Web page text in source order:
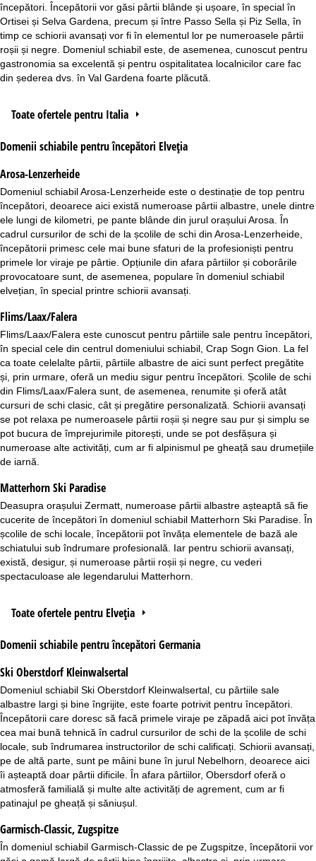
începători. Începătorii vor găsi pârtii blânde și ușoare, în special în
Ortisei și Selva Gardena, precum și între Passo Sella și Piz Sella, în
timp ce schiorii avansați vor fi în elementul lor pe numeroasele pârtii
roșii și negre. Domeniul schiabil este, de asemenea, cunoscut pentru
gastronomia sa excelentă și pentru ospitalitatea localnicilor care fac
din șederea dvs. în Val Gardena foarte plăcută.
Toate ofertele pentru Italia
Domenii schiabile pentru începători Elveția
Arosa-Lenzerheide
Domeniul schiabilArosa-Lenzerheide este o destinație de top pentru
începători, deoarece aici există numeroase pârtii albastre, unele dintre
ele lungi de kilometri, pe pante blânde din jurul orașului Arosa. În
cadrul cursurilor de schi de la școlile de schi din Arosa-Lenzerheide,
începătorii primesc cele mai bune sfaturi de la profesioniști pentru
primele lor viraje pe pârtie. Opțiunile din afara pârtiilor și coborârile
provocatoare sunt, de asemenea, populare în domeniul schiabil
elvețian, în special printre schiorii avansați.
Flims/Laax/Falera
Flims/Laax/Falera este cunoscut pentru pârtiile sale pentru începători,
în special cele din centrul domeniului schiabil, Crap Sogn Gion. La fel
ca toate celelalte pârtii, pârtiile albastre de aici sunt perfect pregătite
și, prin urmare, oferă un mediu sigur pentru începători. Școlile de schi
din Flims/Laax/Falera sunt, de asemenea, renumite și oferă atât
cursuri de schi clasic, cât și pregătire personalizată. Schiorii avansați
se pot relaxa pe numeroasele pârtii roșii și negre sau pur și simplu se
pot bucura de împrejurimile pitorești, unde se pot desfășura și
numeroase alte activități, cum ar fi alpinismul pe gheață sau drumețiile
de iarnă.
Matterhorn Ski Paradise
Deasupra orașului Zermatt, numeroase pârtii albastre așteaptă să fie
cucerite de începători în domeniul schiabil Matterhorn Ski Paradise. În
școlile de schi locale, începătorii pot învăța elementele de bază ale
schiatului sub îndrumare profesională. Iar pentru schiorii avansați,
există, desigur, și numeroase pârtii roșii și negre, cu vederi
spectaculoase ale legendarului Matterhorn.
Toate ofertele pentru Elveția
Domenii schiabile pentru începători Germania
Ski Oberstdorf Kleinwalsertal
Domeniul schiabil Ski Oberstdorf Kleinwalsertal, cu pârtiile sale
albastre largi și bine îngrijite, este foarte potrivit pentru începători.
Începătorii care doresc să facă primele viraje pe zăpadă aici pot învăța
cea mai bună tehnică în cadrul cursurilor de schi de la școlile de schi
locale, sub îndrumarea instructorilor de schi calificați. Schiorii avansați,
pe de altă parte, sunt pe mâini bune în jurul Nebelhorn, deoarece aici
îi așteaptă doar pârtii dificile. În afara pârtiilor, Obersdorf oferă o
atmosferă familială și multe alte activități de agrement, cum ar fi
patinajul pe gheață și săniușul.
Garmisch-Classic, Zugspitze
În domeniul schiabil Garmisch-Classic de pe Zugspitze, începătorii vor